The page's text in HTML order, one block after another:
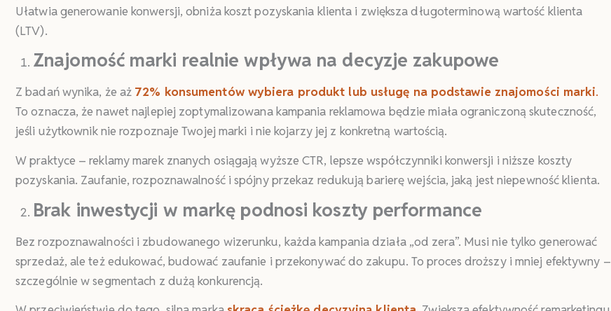
Ułatwia generowanie konwersji, obniża koszt pozyskania klienta i zwiększa długoterminową wartość klienta
(LTV).
Znajomość marki realnie wpływa na decyzje zakupowe
Z badań wynika, że aż 72% konsumentów wybiera produkt lub usługę na podstawie znajomości marki.
To oznacza, że nawet najlepiej zoptymalizowana kampania reklamowa będzie miała ograniczoną skuteczność,
jeśli użytkownik nie rozpoznaje Twojej marki i nie kojarzy jej z konkretną wartością.
W praktyce – reklamy marek znanych osiągają wyższe CTR, lepsze współczynniki konwersji i niższe koszty
pozyskania. Zaufanie, rozpoznawalność i spójny przekaz redukują barierę wejścia, jaką jest niepewność klienta.
Brak inwestycji w markę podnosi koszty performance
Bez rozpoznawalności i zbudowanego wizerunku, każda kampania działa „od zera”. Musi nie tylko generować
sprzedaż, ale też edukować, budować zaufanie i przekonywać do zakupu. To proces droższy i mniej efektywny –
szczególnie w segmentach z dużą konkurencją.